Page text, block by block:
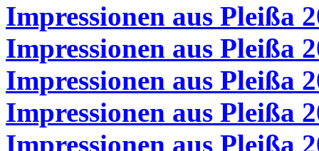
Impressionen aus Pleißa
Impressionen aus Pleißa
Impressionen aus Pleißa
Impressionen aus Pleißa
Impressionen aus Pleißa